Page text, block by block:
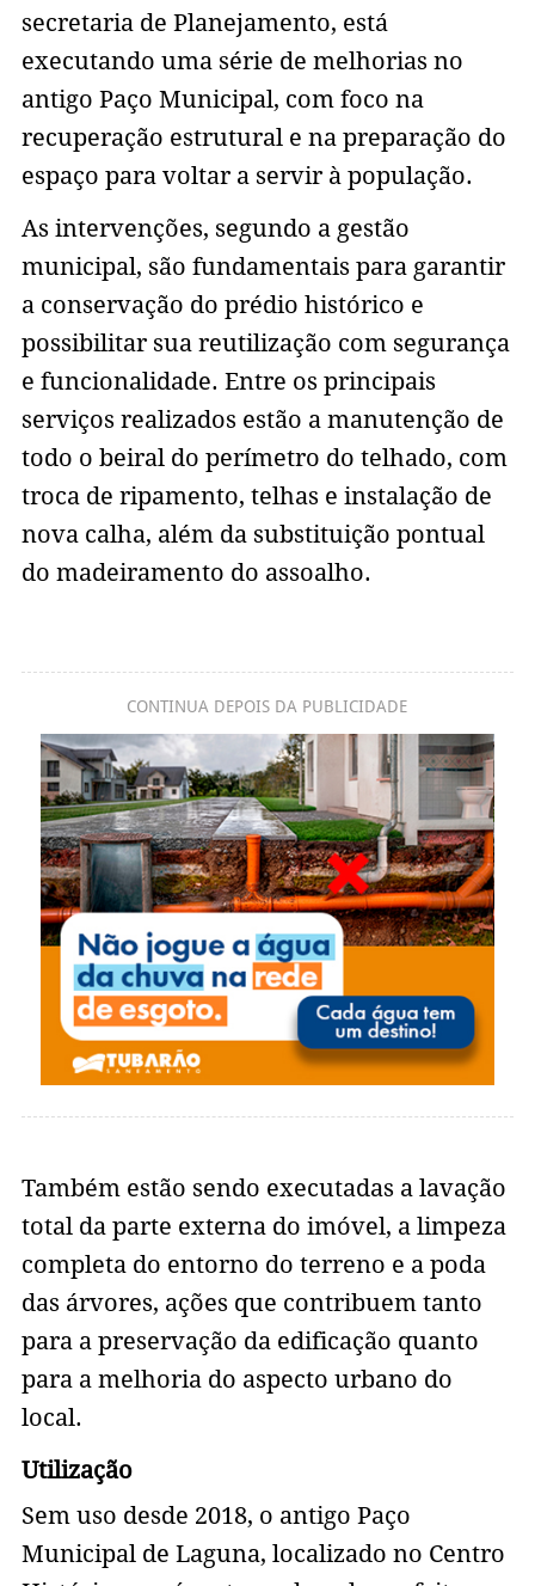
secretaria de Planejamento, está
executando uma série de melhorias no
antigo Paço Municipal, com foco na
recuperação estrutural e na preparação do
espaço para voltar a servir à população.
As intervenções, segundo a gestão
municipal, são fundamentais para garantir
a conservação do prédio histórico e
possibilitar sua reutilização com segurança
e funcionalidade. Entre os principais
serviços realizados estão a manutenção de
todo o beiral do perímetro do telhado, com
troca de ripamento, telhas e instalação de
nova calha, além da substituição pontual
do madeiramento do assoalho.
CONTINUA DEPOIS DA PUBLICIDADE
Também estão sendo executadas a lavação
total da parte externa do imóvel, a limpeza
completa do entorno do terreno e a poda
das árvores, ações que contribuem tanto
para a preservação da edificação quanto
para a melhoria do aspecto urbano do
local.
Utilização
Sem uso desde 2018, o antigo Paço
Municipal de Laguna, localizado no Centro